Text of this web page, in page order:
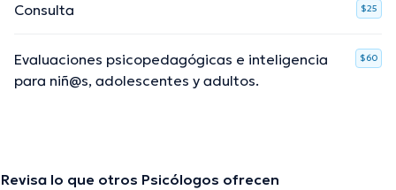
Consulta $25
Evaluaciones psicopedagógicas e inteligencia
para niñ@s, adolescentes y adultos.
$60
Revisa lo que otros Psicólogos ofrecen